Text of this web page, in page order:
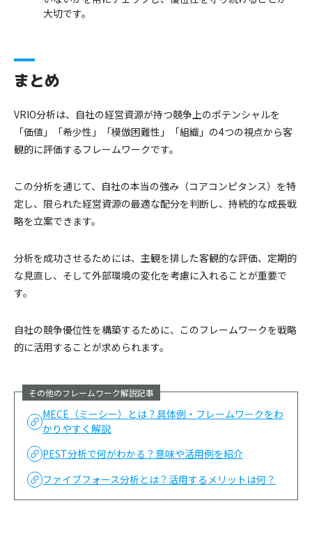
大切です。
まとめ
VRIO分析は、自社の経営資源が持つ競争上のポテンシャルを
「価値」「希少性」「模倣困難性」「組織」の4つの視点から客
観的に評価するフレームワークです。
この分析を通じて、自社の本当の強み（コアコンピタンス）を特
定し、限られた経営資源の最適な配分を判断し、持続的な成長戦
略を立案できます。
分析を成功させるためには、主観を排した客観的な評価、定期的
な見直し、そして外部環境の変化を考慮に入れることが重要で
す。
自社の競争優位性を構築するために、このフレームワークを戦略
的に活用することが求められます。
その他のフレームワーク解説記事
MECE（ミーシー）とは？具体例・フレームワークをわ
かりやすく解説
PEST分析で何がわかる？意味や活用例を紹介
ファイブフォース分析とは？活用するメリットは何？